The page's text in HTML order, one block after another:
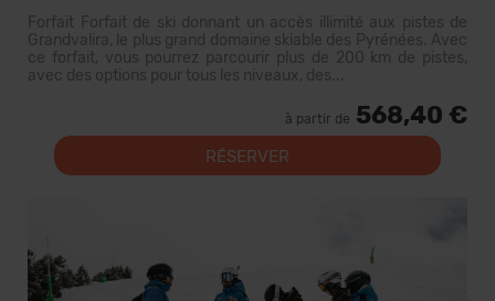
Forfait Forfait de ski donnant un accès illimité aux pistes de
Grandvalira, le plus grand domaine skiable des Pyrénées. Avec
ce forfait, vous pourrez parcourir plus de 200 km de pistes,
avec des options pour tous les niveaux, des...
à partir de 568,40 €
RÉSERVER